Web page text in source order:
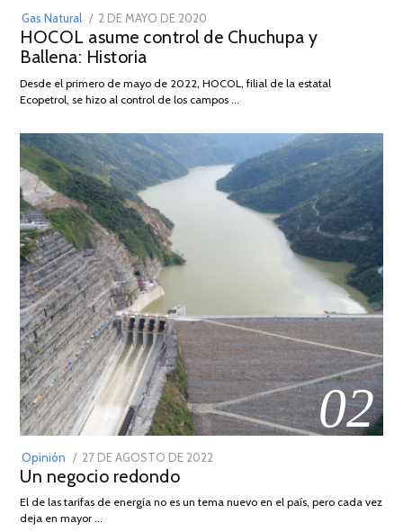
Gas Natural
POSTED
ON
2 DE MAYO DE 2020
DE
2026
HOCOL asume control de Chuchupa y
Ballena: Historia
Desde el primero de mayo de 2022, HOCOL, filial de la estatal
Ecopetrol, se hizo al control de los campos …
02
Opinión
POSTED
ON
27 DE AGOSTO DE 2022
DE
Un negocio redondo
El de las tarifas de energía no es un tema nuevo en el país, pero cada vez
deja en mayor …